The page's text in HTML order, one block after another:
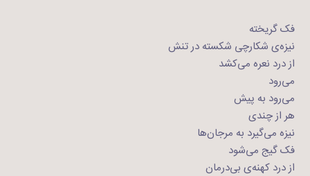
فک گریخته
نیزه‌ی شکارچی شکسته در تنش
از درد نعره می‌کشد
می‌‌رود
می‌رود به پیش
هر از چندی
نیزه می‌گیرد به مرجان‌ها
فک گیج می‌شود
از درد کهنه‌ی بی‌درمان